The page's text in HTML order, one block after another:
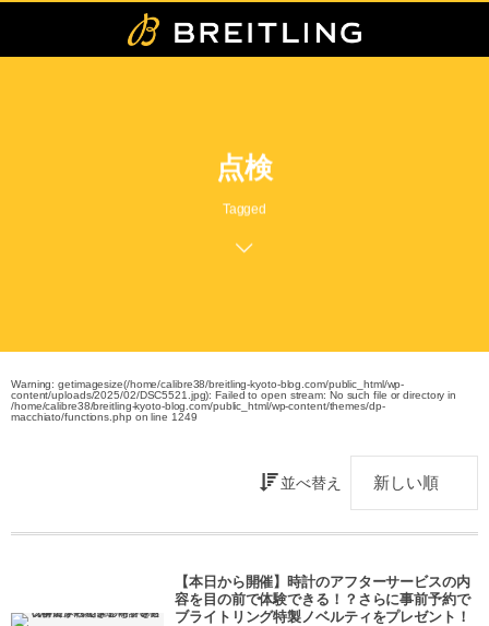
点検
Tagged
Warning: getimagesize(/home/calibre38/breitling-kyoto-blog.com/public_html/wp-
content/uploads/2025/02/DSC5521.jpg): Failed to open stream: No such file or directory in
/home/calibre38/breitling-kyoto-blog.com/public_html/wp-content/themes/dp-
macchiato/functions.php on line 1249
並べ替え
【本日から開催】時計のアフターサービスの内
容を目の前で体験できる！？さらに事前予約で
ブライトリング特製ノベルティをプレゼント！